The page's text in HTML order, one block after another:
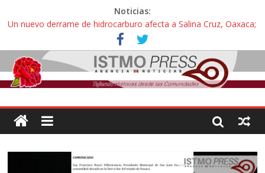
Noticias:
Un nuevo derrame de hidrocarburo afecta a Salina Cruz, Oaxaca;
ahora pescadores de Salinas del Marqués denuncian daños de
Pemex
Ángel, el joven autista expulsado por la Universidad Bienestar de
Ixtepec, Oaxaca vuelve a las aulas tras amparo
Familiares de periodista Alejandro Leyva se reúnen con titular de
intelectuales de su asesinato
Alertan pescadores de Juchitán, Oaxaca de nuevo despojo de su
Pescadores y comuneros ikoots detienen la extracción ilegal de
material pétreo de gravera Oyamel